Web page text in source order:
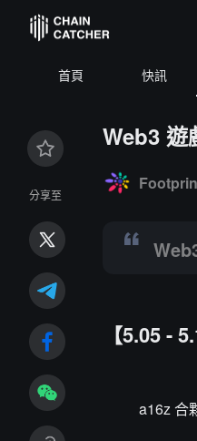
首頁 快訊
分享至
Web3 遊
【5.05 -
a16z 合